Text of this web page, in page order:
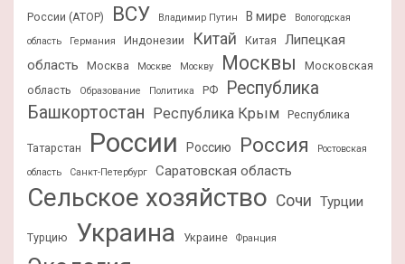
России (АТОР)
ВСУ Владимир Путин В мире
Вологодская
область
Германия Индонезии Китай Китая
Липецкая
область
Москва Москве Москву Москвы
Московская
область
Образование Политика РФ
Республика
Башкортостан
Республика Крым Республика
Татарстан России Россию Россия
Ростовская
область
Санкт-Петербург Саратовская область
Сельское хозяйство Сочи Турции
Турцию Украина Украине Франция